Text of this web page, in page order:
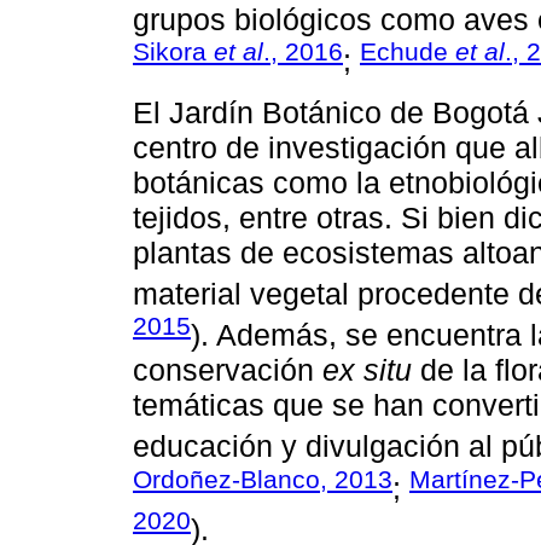
grupos biológicos como aves
Sikora et al., 2016; Echude et al.,
El Jardín Botánico de
centro de investigación que
botánicas como la
tejidos, entre otras. Si bien
plantas de ecosistemas
material vegetal procedente
2015). Además, se encuentra
conservación ex situ de la
temáticas que se han
educación y divulgación al
Ordoñez-Blanco, 2013; Martínez-
2020).